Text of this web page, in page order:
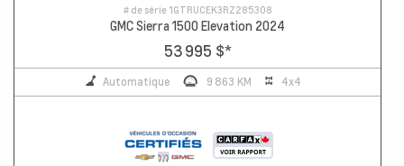
# de série 1GTRUCEK3RZ285308
GMC Sierra 1500 Elevation 2024
53 995 $*
Automatique 9 863 KM 4x4